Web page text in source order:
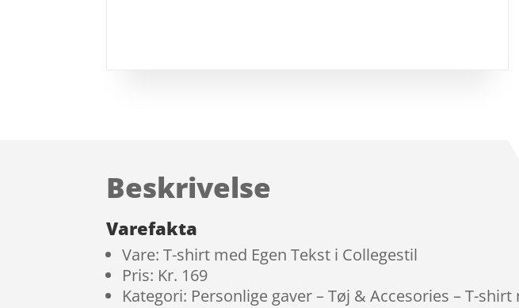
Beskrivelse
Varefakta
Vare: T-shirt med Egen Tekst i Collegestil
Pris: Kr. 169
Kategori: Personlige gaver – Tøj & Accesories – T-